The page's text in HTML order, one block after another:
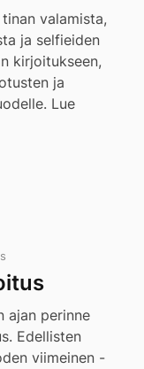
valamista,
ja selfieiden
kirjoitukseen,
ja
Lue
ajan perinne
Edellisten
viimeinen -